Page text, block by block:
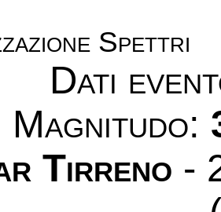
Spettri
Dati
Magnitudo:
Tirreno -